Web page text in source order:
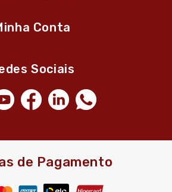
Conta
Sociais
de Pagamento